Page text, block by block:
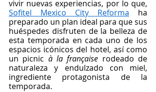
Sofitel Mexico City Reforma ha
preparado un plan ideal para que sus
huéspedes disfruten de la belleza de
esta temporada en cada uno de los
espacios icónicos del hotel, así como
un picnic à la française rodeado de
naturaleza y endulzado con miel,
ingrediente protagonista de la
temporada.